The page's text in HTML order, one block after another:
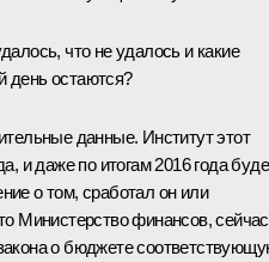
что не удалось и какие
день остаются?
данные. Институт этот
и даже по итогам 2016 года
о том, сработал он или
Министерство финансов, сейчас
о бюджете